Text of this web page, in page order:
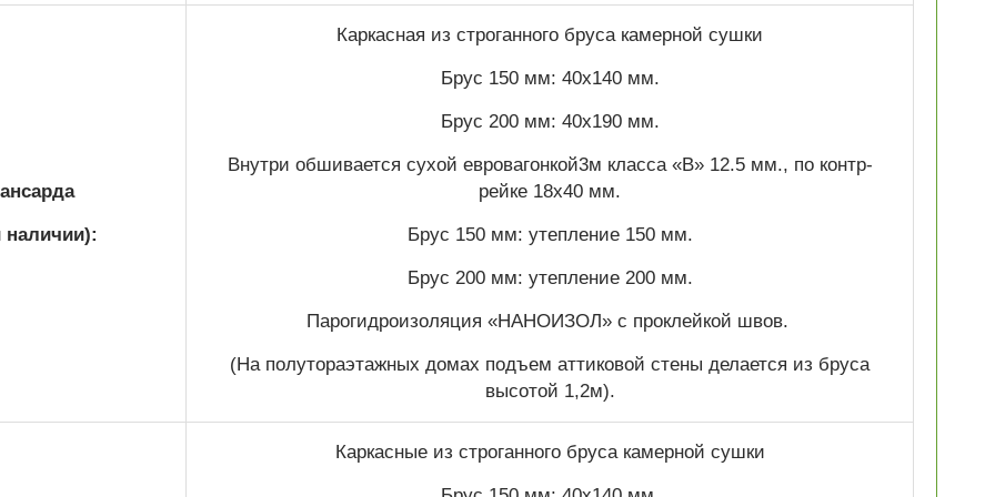
наличии):
Каркасная из строганного бруса камерной сушки
Брус 150 мм: 40х140 мм.
Брус 200 мм: 40х190 мм.
Внутри обшивается сухой евровагонкой3м класса «В» 12.5 мм., по контр-
рейке 18х40 мм.
Брус 150 мм: утепление 150 мм.
Брус 200 мм: утепление 200 мм.
Парогидроизоляция «НАНОИЗОЛ» с проклейкой швов.
(На полутораэтажных домах подъем аттиковой стены делается из бруса
высотой 1,2м).
Каркасные из строганного бруса камерной сушки